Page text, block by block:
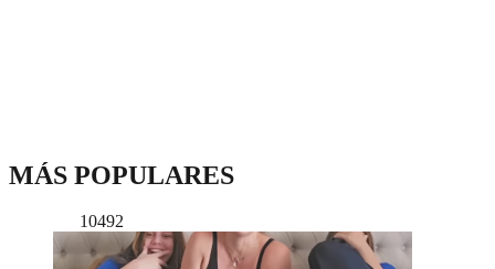
MÁS POPULARES
10492